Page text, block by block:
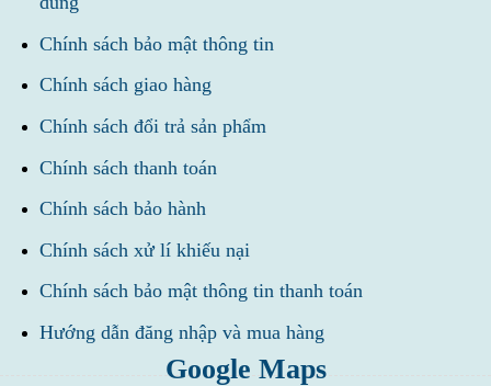
Chính sách bảo mật thông tin
Chính sách giao hàng
Chính sách đổi trả sản phẩm
Chính sách thanh toán
Chính sách bảo hành
Chính sách xử lí khiếu nại
Chính sách bảo mật thông tin thanh toán
Hướng dẫn đăng nhập và mua hàng
Google Maps